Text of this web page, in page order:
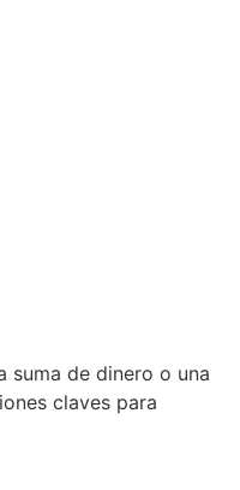
suma de dinero o una
claves para